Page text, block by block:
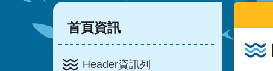
:::
首頁資訊
Header資訊列
:::